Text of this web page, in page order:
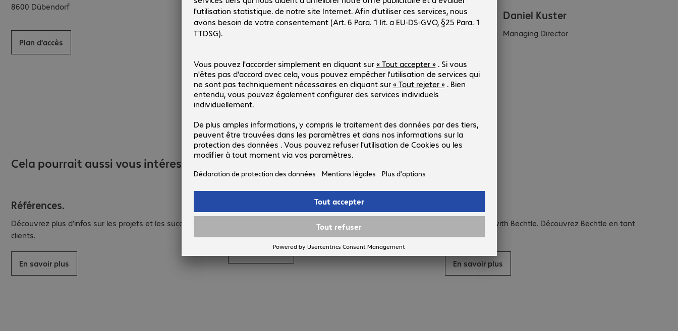
Nous contacter
8600 Dübendorf
Plan d'accès
Daniel Kuster
Managing Director
Cela pourrait aussi vous intéresser...
Références.
Découvrez plus d’infos sur les projets et les succès de nos
clients.
En savoir plus
Succès et expériences. Depuis plus de 40 ans.
En savoir plus
Be your best with Bechtle. Découvrez Bechtle en tant
qu’employeur.
En savoir plus